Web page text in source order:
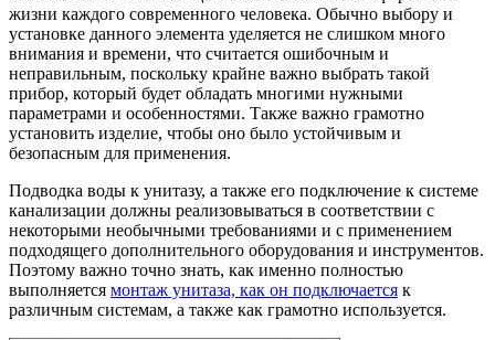
жизни каждого современного человека. Обычно выбору и
установке данного элемента уделяется не слишком много
внимания и времени, что считается ошибочным и
неправильным, поскольку крайне важно выбрать такой
прибор, который будет обладать многими нужными
параметрами и особенностями. Также важно грамотно
установить изделие, чтобы оно было устойчивым и
безопасным для применения.
Подводка воды к унитазу, а также его подключение к системе
канализации должны реализовываться в соответствии с
некоторыми необычными требованиями и с применением
подходящего дополнительного оборудования и инструментов.
Поэтому важно точно знать, как именно полностью
выполняется монтаж унитаза, как он подключается к
различным системам, а также как грамотно используется.